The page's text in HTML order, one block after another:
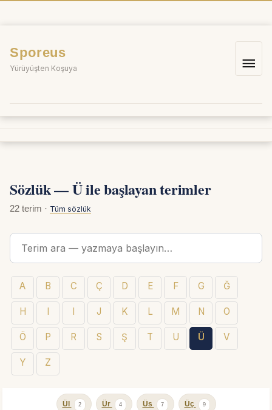
Sporeus
Yürüyüşten Koşuya
Ana
Sözlük — Ü ile başlayan terimler
22 terim · Tüm sözlük
A B C Ç D E F G Ğ
H I I J K L M N O
Ö P R S Ş T U Ü V
Y Z
Ül 2 Ür 4 Üs 7 Üç 9